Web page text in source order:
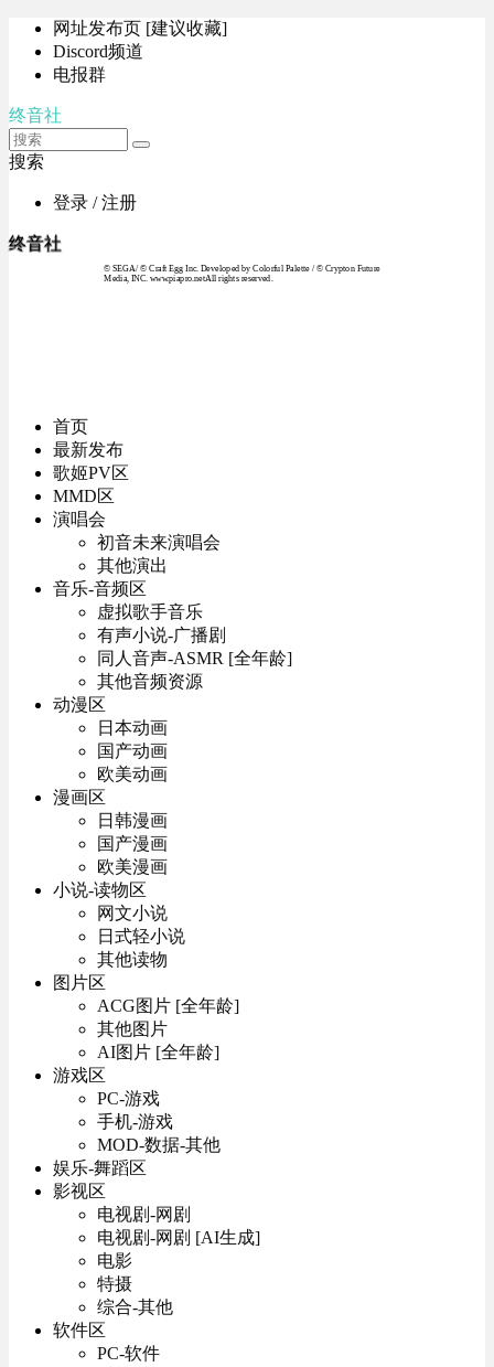
网址发布页 [建议收藏]
Discord频道
电报群
终音社
搜索
登录 / 注册
终音社
© SEGA / © Craft Egg Inc. Developed by Colorful Palette / © Crypton Future
Media, INC. www.piapro.netAll rights reserved.
首页
最新发布
歌姬PV区
MMD区
演唱会
初音未来演唱会
其他演出
音乐-音频区
虚拟歌手音乐
有声小说-广播剧
同人音声-ASMR [全年龄]
其他音频资源
动漫区
日本动画
国产动画
欧美动画
漫画区
日韩漫画
国产漫画
欧美漫画
小说-读物区
网文小说
日式轻小说
其他读物
图片区
ACG图片 [全年龄]
其他图片
AI图片 [全年龄]
游戏区
PC-游戏
手机-游戏
MOD-数据-其他
娱乐-舞蹈区
影视区
电视剧-网剧
电视剧-网剧 [AI生成]
电影
特摄
综合-其他
软件区
PC-软件